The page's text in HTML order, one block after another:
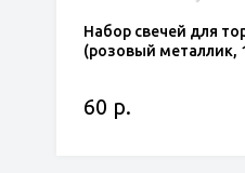
Набор свечей для
(розовый металлик,
60 р.